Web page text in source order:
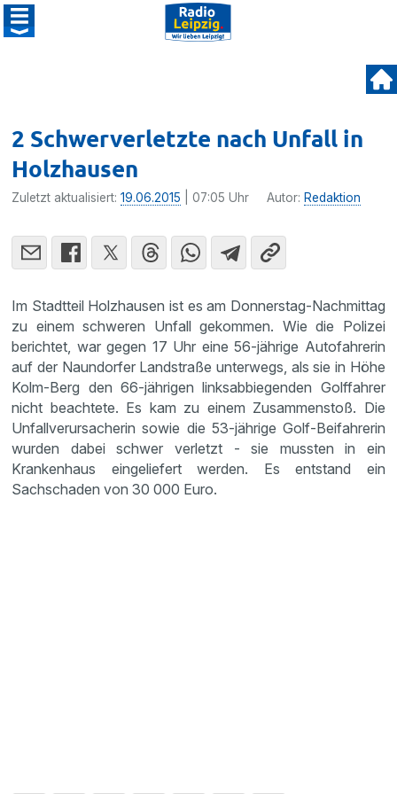
2 Schwerverletzte nach Unfall in
Holzhausen
Zuletzt aktualisiert:19.06.2015 | 07:05 Uhr Autor: Redaktion
Im Stadt­teil Holzhausen ist es am Donnerstag-Nachmittag
zu einem schweren Unfall gekommen. Wie die Polizei
berichtet, war gegen 17 Uhr eine 56-jährige Autofah­rerin
auf der Naundorfer Landstraße unter­wegs, als sie in Höhe
Kolm-Berg den 66-jährigen links­ab­bie­genden Golffahrer
nicht beach­tete. Es kam zu einem Zusam­men­stoß. Die
Unfall­ver­ur­sa­cherin sowie die 53-jährige Golf-Beifah­rerin
wurden dabei schwer verletzt - sie mussten in ein
Kranken­haus einge­lie­fert werden. Es entstand ein
Sachschaden von 30 000 Euro.